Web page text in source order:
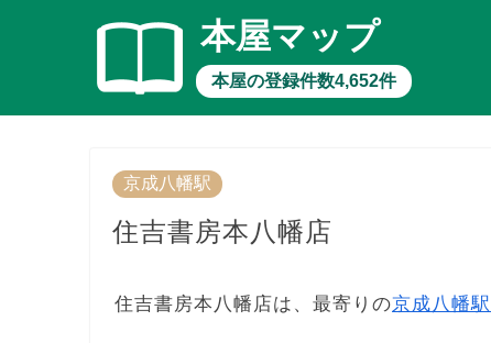
本屋マップ
本屋の登録件数4,652件
京成八幡駅
住吉書房本八幡店
住吉書房本八幡店は、最寄りの京成八幡駅